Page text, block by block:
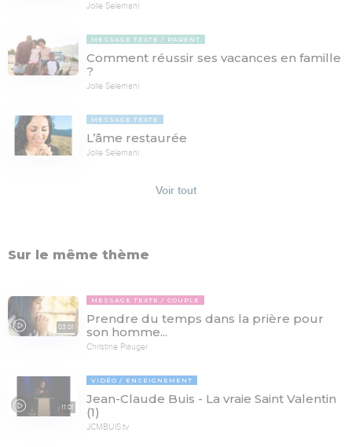
Jolie Selemani
MESSAGE TEXTE PARENT
Comment réussir ses vacances en famille
?
Jolie Selemani
MESSAGE TEXTE
L’âme restaurée
Jolie Selemani
Voir tout
Sur le même thème
03:01
MESSAGE TEXTE COUPLE
Prendre du temps dans la prière pour
son homme...
Christine Piauger
11:01
VIDÉO ENSEIGNEMENT
Jean-Claude Buis - La vraie Saint Valentin
(1)
JCMBUIS.tv